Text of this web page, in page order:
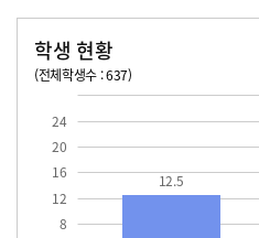
학생 현황
(전체학생수 : 637)
8
12
16
20
24
12.5